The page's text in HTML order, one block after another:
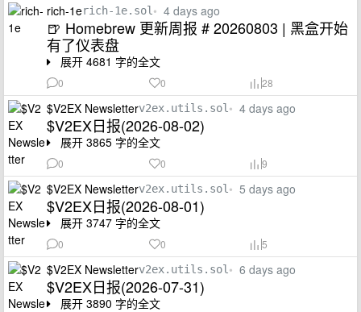
rich-1erich-1e.sol • 4 days ago
🍺 Homebrew 更新周报 # 20260803 | 黑盒开始
有了仪表盘
展开 4681 字的全文
0 0 28
$V2EX Newsletterv2ex.utils.sol • 4 days ago
$V2EX日报(2026-08-02)
展开 3865 字的全文
0 0 9
$V2EX Newsletterv2ex.utils.sol • 5 days ago
$V2EX日报(2026-08-01)
展开 3747 字的全文
0 0 5
$V2EX Newsletterv2ex.utils.sol • 6 days ago
$V2EX日报(2026-07-31)
展开 3890 字的全文